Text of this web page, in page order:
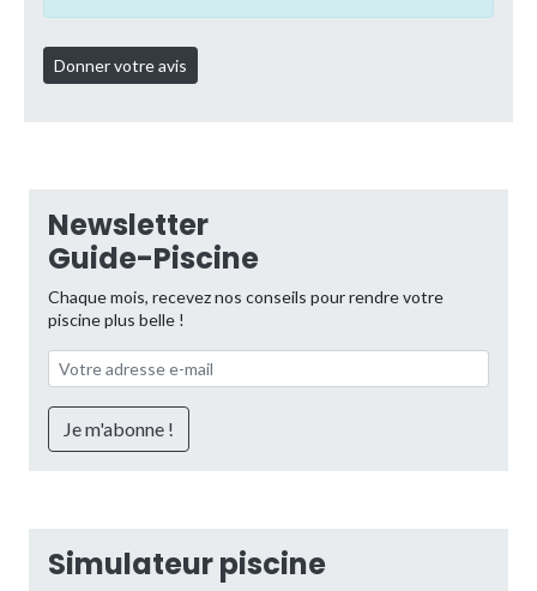
Newsletter
Guide-Piscine
Chaque mois, recevez nos conseils pour rendre votre
piscine plus belle !
Simulateur piscine